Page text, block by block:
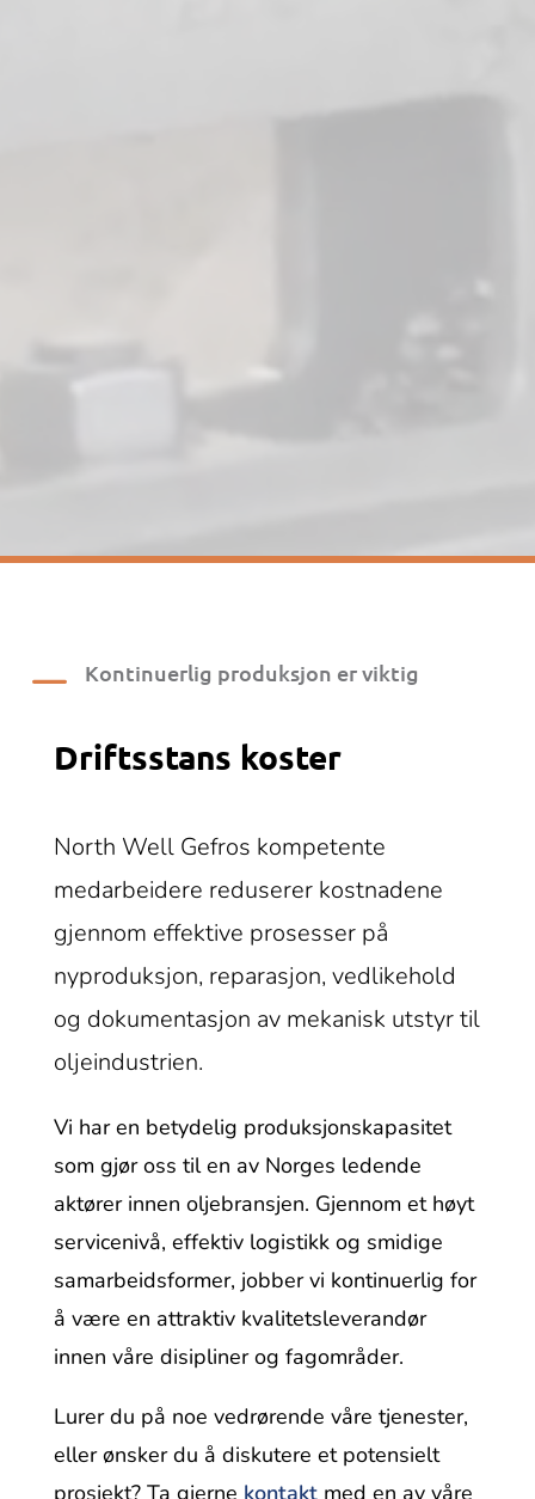
K Kontinuerlig produksjon er viktig
Driftsstans koster
North Well Gefros kompetente
medarbeidere reduserer kostnadene
gjennom effektive prosesser på
nyproduksjon, reparasjon, vedlikehold
og dokumentasjon av mekanisk utstyr til
oljeindustrien.
Vi har en betydelig produksjonskapasitet
som gjør oss til en av Norges ledende
aktører innen oljebransjen. Gjennom et høyt
servicenivå, effektiv logistikk og smidige
samarbeidsformer, jobber vi kontinuerlig for
å være en attraktiv kvalitetsleverandør
innen våre disipliner og fagområder.
Lurer du på noe vedrørende våre tjenester,
eller ønsker du å diskutere et potensielt